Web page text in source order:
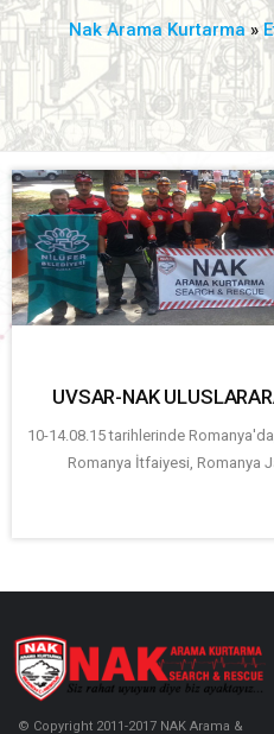
Nak Arama Kurtarma»
UVSAR-NAK
10-14.08.15 tarihlerinde
Romanya İtfaiyesi, Romanya
© Copyright 2011-2017 NAK Arama &